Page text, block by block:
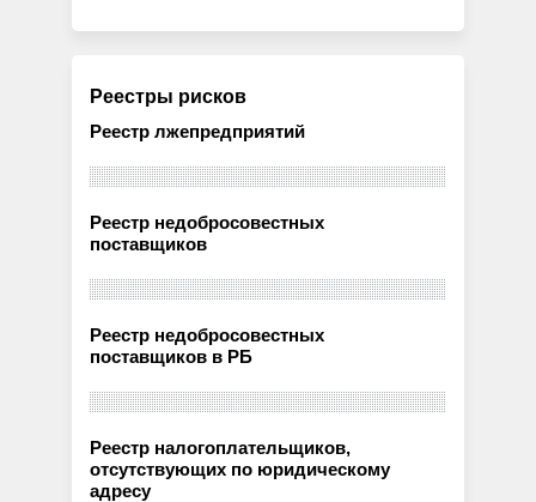
Реестры рисков
Реестр лжепредприятий
Реестр недобросовестных
поставщиков
Реестр недобросовестных
поставщиков в РБ
Реестр налогоплательщиков,
отсутствующих по юридическому
адресу